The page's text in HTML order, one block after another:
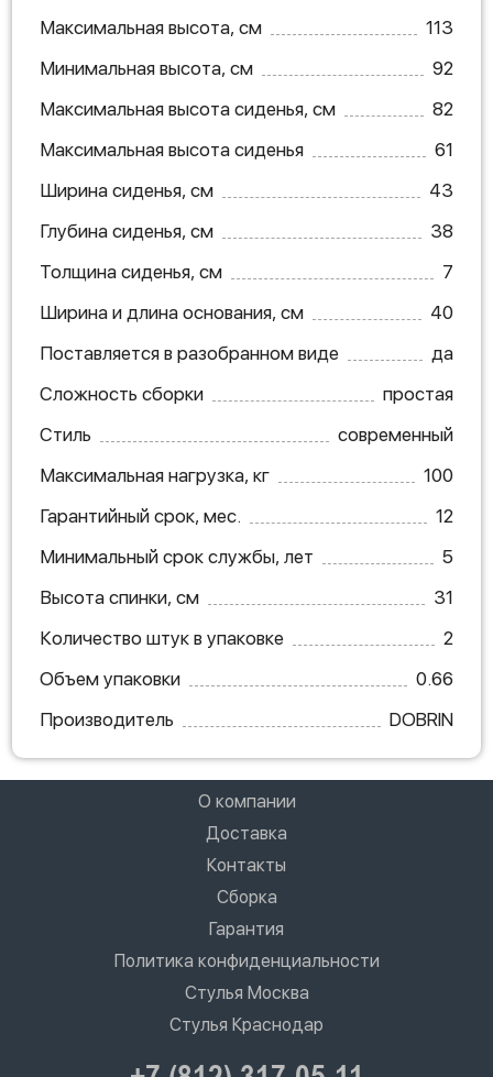
Максимальная высота, см
113
Минимальная высота, см
92
Максимальная высота сиденья, см
82
Максимальная высота сиденья
61
Ширина сиденья, см
43
Глубина сиденья, см
38
Толщина сиденья, см
7
Ширина и длина основания, см
40
Поставляется в разобранном виде
да
Сложность сборки
простая
Стиль
современный
Максимальная нагрузка, кг
100
Гарантийный срок, мес.
12
Минимальный срок службы, лет
5
Высота спинки, см
31
Количество штук в упаковке
2
Объем упаковки
0.66
Производитель
DOBRIN
О компании
Доставка
Контакты
Сборка
Гарантия
Политика конфиденциальности
Стулья Москва
Стулья Краснодар